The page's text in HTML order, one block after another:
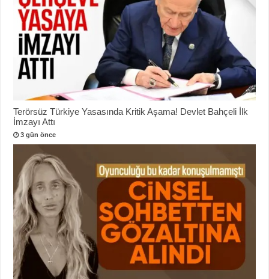
Terörsüz Türkiye Yasasında Kritik Aşama! Devlet Bahçeli İlk
İmzayı Attı
3 gün önce